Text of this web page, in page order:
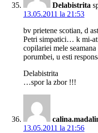
Delabistrita
13.05.2011 la 21:53
bv prietene scotian, d
Petri simpatici… k mi-
copilariei mele
porumbei, u esti
Delabistrita
…spor la zbor !!!
13.05.2011 la 21:56